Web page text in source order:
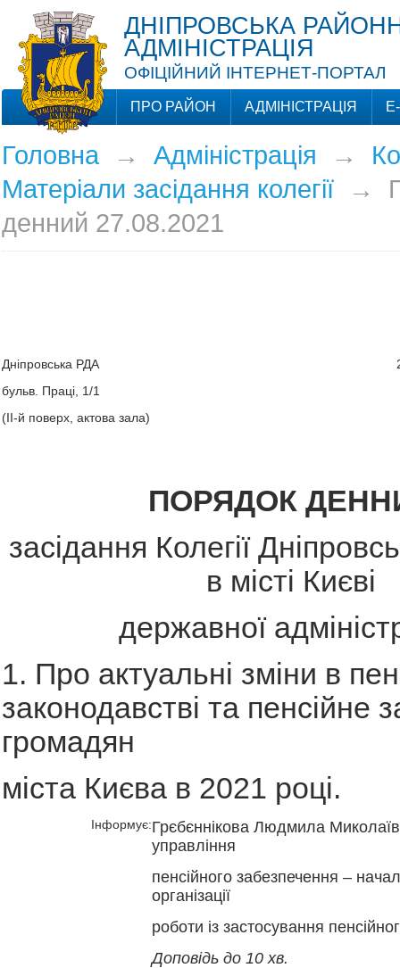
ДНІПРОВСЬКА
АДМІНІСТРАЦІЯ
ОФІЦІЙНИЙ ІНТЕРНЕТ-ПОРТАЛ
ПРО РАЙОН АДМІНІСТРАЦІЯ
Головна→ Адміністрація →
Матеріали засідання колегії→
денний 27.08.2021
Дніпровська РДА
бульв. Праці, 1/1
(ІІ-й поверх, актова зала)
ПОРЯДОК
засідання Колегії
в місті Києві
державної
1. Про актуальні зміни в
законодавстві та пенсійне
громадян
міста Києва в 2021 році.
Інформує:Грєбєннікова Людмила
управління
пенсійного забезпечення –
організації
роботи із застосування
Доповідь до 10 хв.